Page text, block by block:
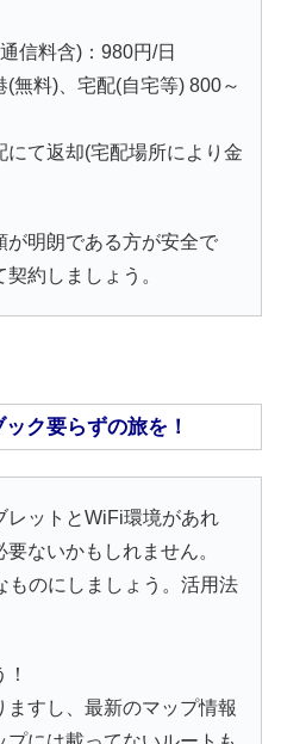
信料含)：980円/日
(無料)、宅配(自宅等) 800～
にて返却(宅配場所により金
が明朗である方が安全で
約しましょう。
ク要らずの旅を！
レットとWiFi環境があれ
ないかもしれません。
ものにしましょう。活用法
すし、最新のマップ情報